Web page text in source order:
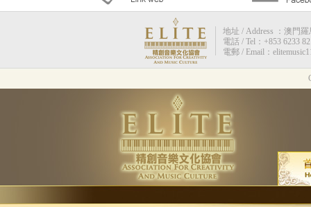
地址 / Address ：澳門
電話 / Tel：+853 6233
電郵 / Email：